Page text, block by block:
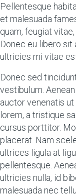
Pellentesque
et malesuada
quam, feugiat
Donec eu libero sit
ultricies mi vitae
Donec sed
vestibulum.
auctor venenatis
lorem, a tristique
cursus porttitor.
placerat. Nam
ultrices ligula at
pellentesque.
ultricies nulla, id
malesuada nec